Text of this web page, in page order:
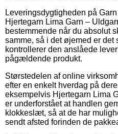
Leveringsdygtigheden på
Hjertegarn Lima Garn –
bestemmende når du absolut
samme, så i det øjemed er
kontrollerer den anslåede
pågældende produkt.
Størstedelen af online
efter en enkelt hverdag på
eksempelvis Hjertegarn Lima
er underforstået at handlen
klokkeslæt, så at de har
sendt afsted forinden de